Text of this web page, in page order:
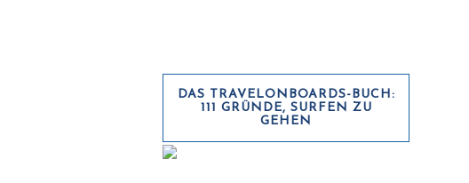
DAS TRAVELONBOARDS-BUCH:
111 GRÜNDE, SURFEN ZU
GEHEN